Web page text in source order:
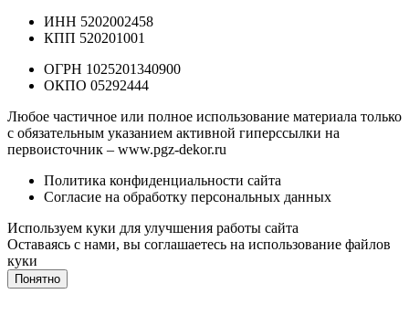
ИНН 5202002458
КПП 520201001
ОГРН 1025201340900
ОКПО 05292444
Любое частичное или полное использование материала только
с обязательным указанием активной гиперссылки на
первоисточник – www.pgz-dekor.ru
Политика конфиденциальности сайта
Согласие на обработку персональных данных
Используем куки для улучшения работы сайта
Оставаясь с нами, вы соглашаетесь на использование файлов
куки
Понятно